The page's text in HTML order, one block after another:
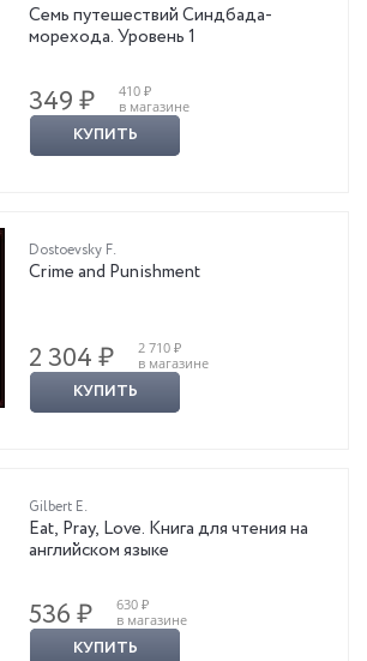
Семь путешествий Синдбада-
морехода. Уровень 1
349 ₽
410 ₽
в магазине
КУПИТЬ
Dostoevsky F.
Crime and Punishment
2 304 ₽
2 710 ₽
в магазине
КУПИТЬ
Gilbert E.
Eat, Pray, Love. Книга для чтения на
английском языке
536 ₽
630 ₽
в магазине
КУПИТЬ